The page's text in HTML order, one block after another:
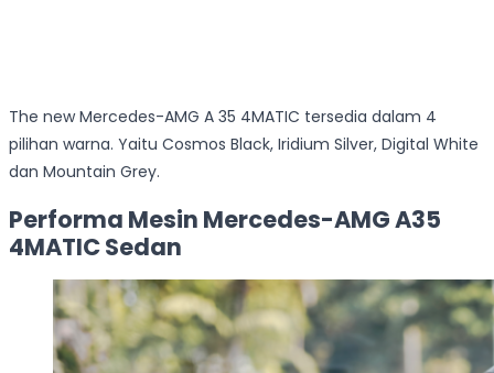
The new Mercedes-AMG A 35 4MATIC tersedia dalam 4
pilihan warna. Yaitu Cosmos Black, Iridium Silver, Digital White
dan Mountain Grey.
Performa Mesin Mercedes-AMG A35
4MATIC Sedan